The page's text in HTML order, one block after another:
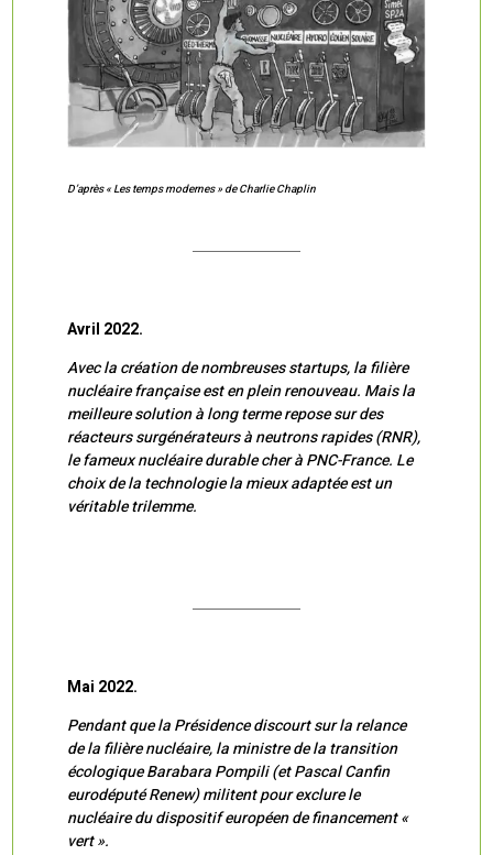
D’après « Les temps modernes » de Charlie Chaplin
Avril 2022.
Avec la création de nombreuses startups, la filière
nucléaire française est en plein renouveau. Mais la
meilleure solution à long terme repose sur des
réacteurs surgénérateurs à neutrons rapides (RNR),
le fameux nucléaire durable cher à PNC-France. Le
choix de la technologie la mieux adaptée est un
véritable trilemme.
Mai 2022.
Pendant que la Présidence discourt sur la relance
de la filière nucléaire, la ministre de la transition
écologique Barabara Pompili (et Pascal Canfin
eurodéputé Renew) militent pour exclure le
nucléaire du dispositif européen de financement «
vert ».